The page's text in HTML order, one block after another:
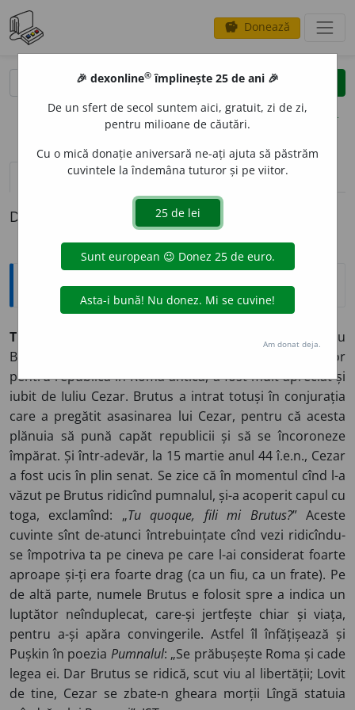
savings Donează
clear
opțiuni
definiții (1)
Definiția cu ID-ul 1331522:
Expresii și citate
Tu quoque, fili mi Brutus?
(lat. „Și tu, fiul meu
Brutus?”) – Marcus Iunius Brutus, un aprig luptător
pentru republică în Roma antică, a fost mult apreciat și
iubit de Iuliu Cezar. Brutus a intrat totuși în conjurația
care a pregătit asasinarea lui Cezar, pentru că acesta
plănuia să pună capăt republicii și să se încoroneze
împărat. Și într-adevăr, la 15 martie anul 44 î.e.n., Cezar
a fost ucis în plin senat. Se zice că în momentul cînd l-a
văzut pe Brutus ridicînd pumnalul, și-a acoperit capul cu
toga, exclamînd: „Tu quoque, fili mi Brutus?” Aceste
cuvinte sînt de-atunci întrebuințate cînd vezi ridicîndu-
se împotriva ta pe cineva pe care l-ai considerat foarte
aproape și-ți era foarte drag (ca un fiu, ca un frate). Pe
de altă parte, numele Brutus e folosit spre a indica un
luptător neînduplecat, care-și jertfește chiar și viața,
pentru a-și apăra convingerile. Astfel îl înfățișează și
Pușkin în poezia Pumnalul: „Se prăbușește Roma și cade
legea ei. Dar Brutus se ridică, scut viu al libertății; Lovit
de tine, Cezar se zbate-n gheara morții Lîngă statuia
🎉 dexonline® împlinește 25 de ani 🎉
De un sfert de secol suntem aici, gratuit, zi de zi,
pentru milioane de căutări.
Cu o mică donație aniversară ne-ați ajuta să păstrăm
cuvintele la îndemâna tuturor și pe viitor.
Am donat deja.